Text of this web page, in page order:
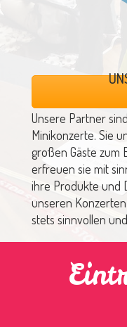
Unsere Partner
Minikonzerte. Sie
großen Gäste zum
erfreuen sie mit
ihre Produkte und
unseren
stets sinnvollen